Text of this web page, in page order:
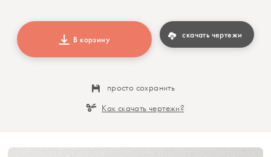
В корзину скачать чертежи
просто сохранить
Как скачать чертежи?